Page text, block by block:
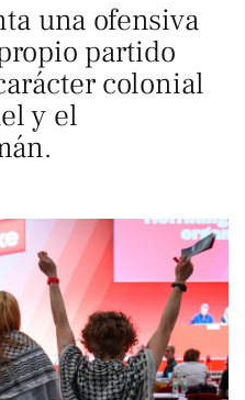
una ofensiva
partido
colonial
y el